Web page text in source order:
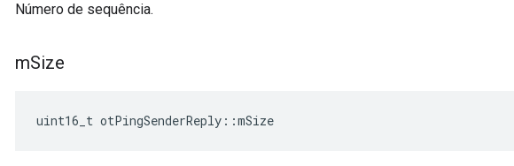
Número de sequência.
mSize
uint16_t otPingSenderReply ::mSize